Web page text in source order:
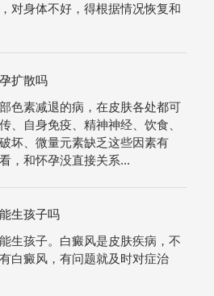
对身体不好，得根据情况恢复和
扩散吗
色素减退的病，在皮肤各处都可
、自身免疫、精神神经、饮食、
坏、微量元素缺乏这些因素有
，和怀孕没直接关系...
生孩子吗
生孩子。白癜风是皮肤疾病，不
白癜风，有问题就及时对症治